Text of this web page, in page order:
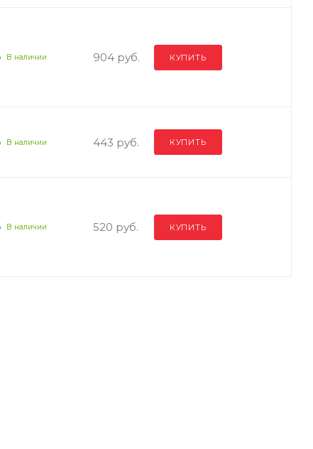
В наличии 904 руб. КУПИТЬ
В наличии 443 руб. КУПИТЬ
В наличии 520 руб. КУПИТЬ